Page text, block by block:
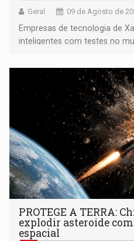
Geral 09 de Agosto de
Empresas de tecnologia de
inteligentes com testes no
PROTEGE A TERRA:
explodir asteroide
espacial